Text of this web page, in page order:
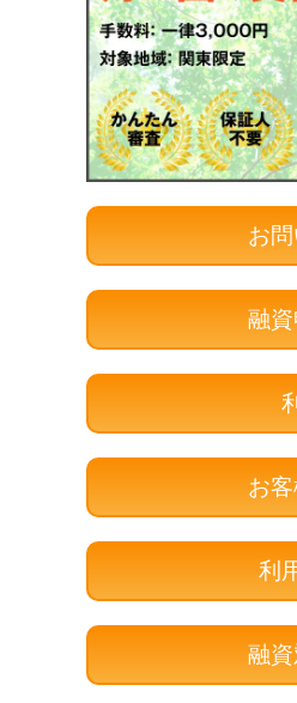
お
融
お
利
融